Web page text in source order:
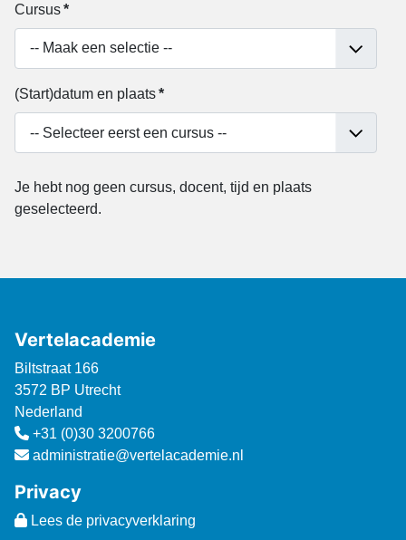
Cursus*
(Start)datum en plaats*
Je hebt nog geen cursus, docent, tijd en plaats
geselecteerd.
Vertelacademie
Biltstraat 166
3572 BP Utrecht
Nederland
+31 (0)30 3200766
administratie@vertelacademie.nl
Privacy
Lees de privacyverklaring